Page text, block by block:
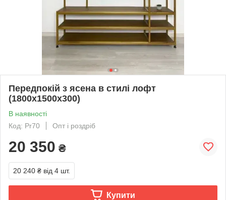
Передпокій з ясена в стилі лофт
(1800х1500х300)
В наявності
Код: Pr70
Опт і роздріб
20 350 ₴
20 240 ₴ від 4 шт.
Купити